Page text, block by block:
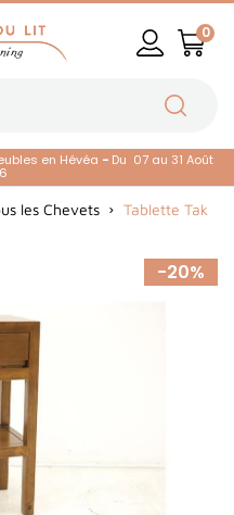
0
en Hévéa - Du 07 au 31 Août
les Chevets Tablette Tak
-20%